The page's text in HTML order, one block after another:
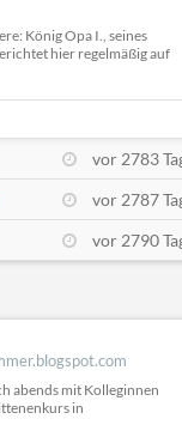
König Opa I., seines
hier regelmäßig auf
vor 2783
vor 2787
vor 2790
abends mit Kolleginnen
in